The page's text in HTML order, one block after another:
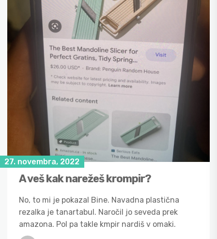
27. novembra, 2022
A veš kak narežeš krompir?
No, to mi je pokazal Bine. Navadna plastična
rezalka je tanartabul. Naročil jo seveda prek
amazona. Pol pa takle kmpir nardiš v omaki.